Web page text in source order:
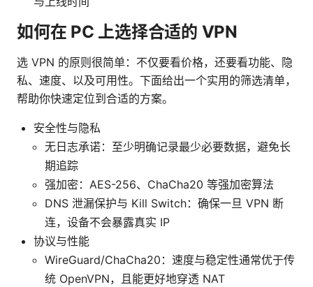
如何在 PC 上选择合适的 VPN
选 VPN 的原则很简单：不仅要看价格，还要看功能、隐
私、速度、以及可用性。下面给出一个实用的筛选清单，
帮助你快速定位到合适的方案。
安全性与隐私
无日志承诺：至少明确记录最少必要数据，避免长
期追踪
强加密：AES-256、ChaCha20 等强加密算法
DNS 泄漏保护与 Kill Switch：确保一旦 VPN 断
连，设备不会暴露真实 IP
协议与性能
WireGuard/ChaCha20：速度与稳定性通常优于传
统 OpenVPN，且能更好地穿透 NAT